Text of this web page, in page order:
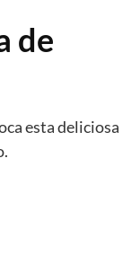
de
esta deliciosa